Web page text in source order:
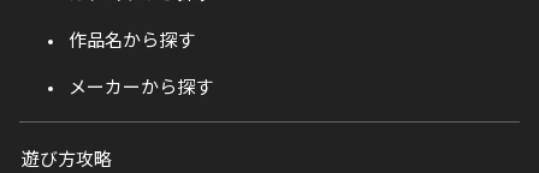
作品名から探す
メーカーから探す
遊び方攻略